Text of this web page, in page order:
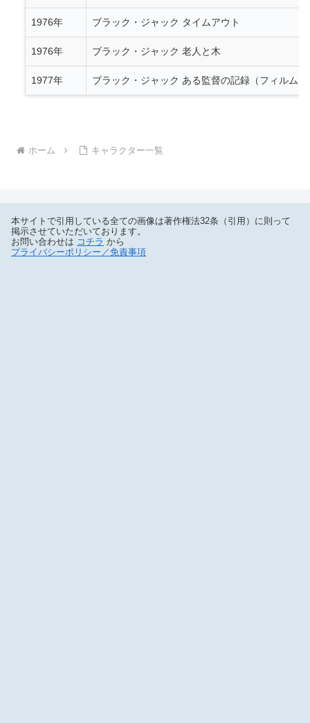
1976年 ブラック・ジャック タイムアウト
1976年 ブラック・ジャック 老人と木
1977年 ブラック・ジャック ある監督の記録（フィルム
ホーム キャラクター一覧
本サイトで引用している全ての画像は著作権法32条（引用）に則って
掲示させていただいております。
お問い合わせは コチラ から
プライバシーポリシー／免責事項